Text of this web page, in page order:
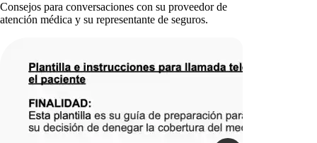
Consejos para conversaciones con su proveedor de
atención médica y su representante de seguros.